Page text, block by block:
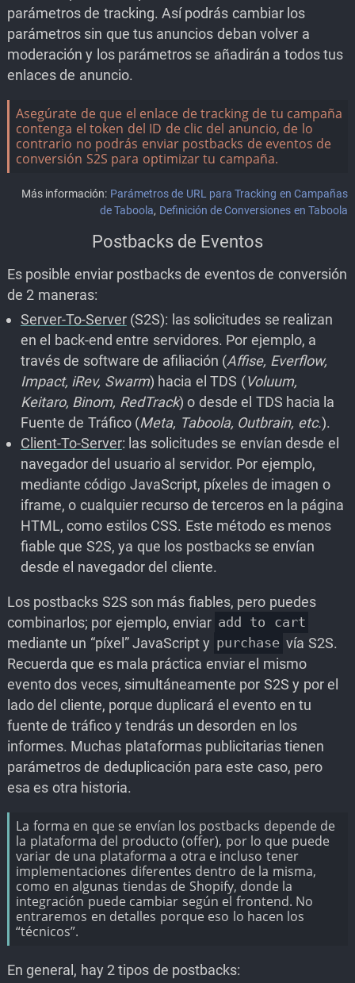
parámetros de tracking. Así podrás cambiar los
parámetros sin que tus anuncios deban volver a
moderación y los parámetros se añadirán a todos tus
enlaces de anuncio.
Asegúrate de que el enlace de tracking de tu campaña
contenga el token del ID de clic del anuncio, de lo
contrario no podrás enviar postbacks de eventos de
conversión S2S para optimizar tu campaña.
Más información: Parámetros de URL para Tracking en Campañas
de Taboola, Definición de Conversiones en Taboola
Postbacks de Eventos
Es posible enviar postbacks de eventos de conversión
de 2 maneras:
Server-To-Server(S2S): las solicitudes se realizan
en el back-end entre servidores. Por ejemplo, a
través de software de afiliación (Affise, Everflow,
Impact, iRev, Swarm) hacia el TDS (Voluum,
Keitaro, Binom, RedTrack) o desde el TDS hacia la
Fuente de Tráfico (Meta, Taboola, Outbrain, etc.).
Client-To-Server: las solicitudes se envían desde el
navegador del usuario al servidor. Por ejemplo,
mediante código JavaScript, píxeles de imagen o
iframe, o cualquier recurso de terceros en la página
HTML, como estilos CSS. Este método es menos
fiable que S2S, ya que los postbacks se envían
desde el navegador del cliente.
Los postbacks S2S son más fiables, pero puedes
combinarlos; por ejemplo, enviar add to cart
mediante un “píxel” JavaScript y purchase vía S2S.
Recuerda que es mala práctica enviar el mismo
evento dos veces, simultáneamente por S2S y por el
lado del cliente, porque duplicará el evento en tu
fuente de tráfico y tendrás un desorden en los
informes. Muchas plataformas publicitarias tienen
parámetros de deduplicación para este caso, pero
esa es otra historia.
La forma en que se envían los postbacks depende de
la plataforma del producto (offer), por lo que puede
variar de una plataforma a otra e incluso tener
implementaciones diferentes dentro de la misma,
como en algunas tiendas de Shopify, donde la
integración puede cambiar según el frontend. No
entraremos en detalles porque eso lo hacen los
“técnicos”.
En general, hay 2 tipos de postbacks: